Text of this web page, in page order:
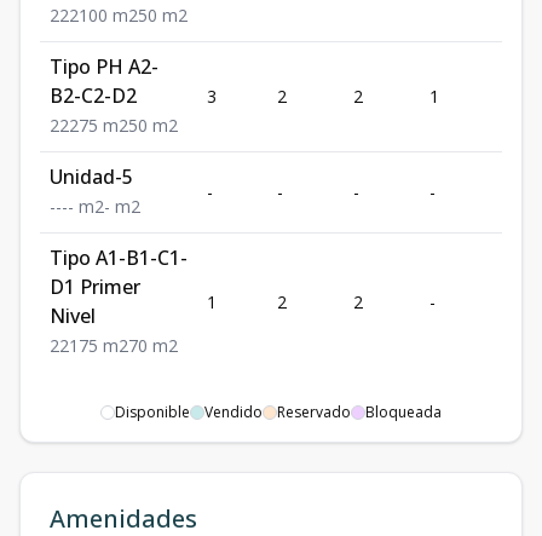
222100 m250 m2
Tipo PH A2-
B2-C2-D2
22275 m250 m2
3 2 2 1
Unidad-5
---- m2- m2
- - - -
Tipo A1-B1-C1-
D1 Primer
Nivel
221 75 m270 m2
1 2 2 -
Disponible Vendido Reservado Bloqueada
Amenidades